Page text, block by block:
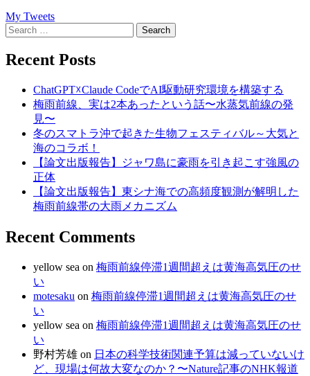
My Tweets
Search
for:
Recent Posts
ChatGPT☓Claude CodeでAI駆動研究環境を構築する
梅雨前線、実は2本あったという話〜水蒸気前線の発
見〜
冬のスマトラ沖で起きた生物フェスティバル～大気と
海のコラボ！
【論文出版報告】ジャワ島に豪雨を引き起こす強風の
正体
【論文出版報告】東シナ海での高頻度観測が解明した
梅雨前線帯の大雨メカニズム
Recent Comments
yellow sea on 梅雨前線停滞1週間超えは黄海高気圧のせ
い
motesaku on 梅雨前線停滞1週間超えは黄海高気圧のせ
い
yellow sea on 梅雨前線停滞1週間超えは黄海高気圧のせ
い
野村芳雄 on 日本の科学技術関連予算は減っていないけ
ど、現場は何故大変なのか？〜Nature記事のNHK報道